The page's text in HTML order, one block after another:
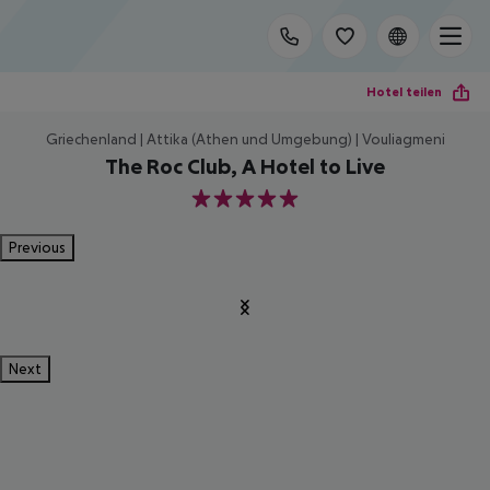
Hotel teilen
Griechenland | Attika (Athen und Umgebung) | Vouliagmeni
The Roc Club, A Hotel to Live
5
Previous
Next